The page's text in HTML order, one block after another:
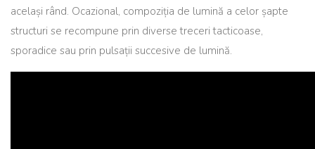
același rând. Ocazional, compoziția de lumină a celor șapte
structuri se recompune prin diverse treceri tacticoase,
sporadice sau prin pulsații succesive de lumină.